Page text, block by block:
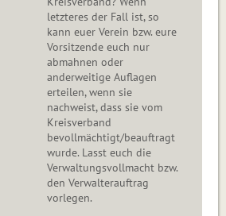
letzteres der Fall ist, so
kann euer Verein bzw. eure
Vorsitzende euch nur
abmahnen oder
anderweitige Auflagen
erteilen, wenn sie
nachweist, dass sie vom
Kreisverband
bevollmächtigt/beauftragt
wurde. Lasst euch die
Verwaltungsvollmacht bzw.
den Verwalterauftrag
vorlegen.